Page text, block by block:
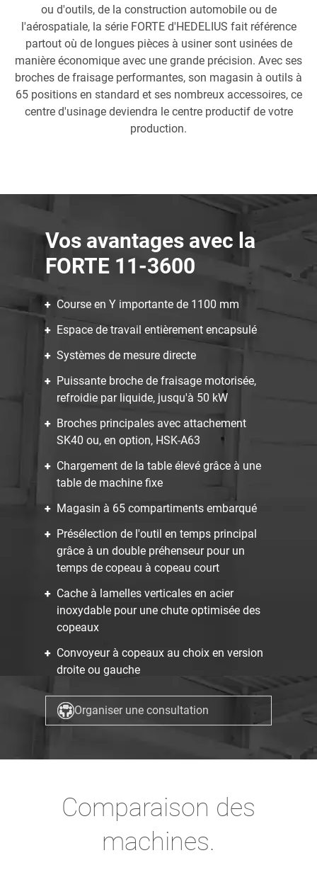
ou d'outils, de la construction automobile ou de
l'aérospatiale, la série FORTE d'HEDELIUS fait référence
partout où de longues pièces à usiner sont usinées de
manière économique avec une grande précision. Avec ses
broches de fraisage performantes, son magasin à outils à
65 positions en standard et ses nombreux accessoires, ce
centre d'usinage deviendra le centre productif de votre
production.
Vos avantages avec la
FORTE 11-3600
Course en Y importante de 1100 mm
Espace de travail entièrement encapsulé
Systèmes de mesure directe
Puissante broche de fraisage motorisée,
refroidie par liquide, jusqu'à 50 kW
Broches principales avec attachement
SK40 ou, en option, HSK-A63
Chargement de la table élevé grâce à une
table de machine fixe
Magasin à 65 compartiments embarqué
Présélection de l'outil en temps principal
grâce à un double préhenseur pour un
temps de copeau à copeau court
Cache à lamelles verticales en acier
inoxydable pour une chute optimisée des
copeaux
Convoyeur à copeaux au choix en version
droite ou gauche
Organiser une consultation
Comparaison des
machines.